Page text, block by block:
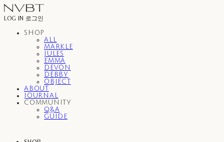
LOG IN 로그인
SHOP
ALL
MARKLE
JULES
EMMA
DEVON
DEBBY
OBJECT
ABOUT
JOURNAL
COMMUNITY
Q&A
GUIDE